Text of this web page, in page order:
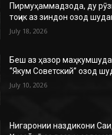
Пирмуҳаммадзода, ду
тоҷик аз зиндон озод
July 18, 2026
Беш аз ҳазор
“Якум Советский” озод
July 10, 2026
Нигаронии наздикони